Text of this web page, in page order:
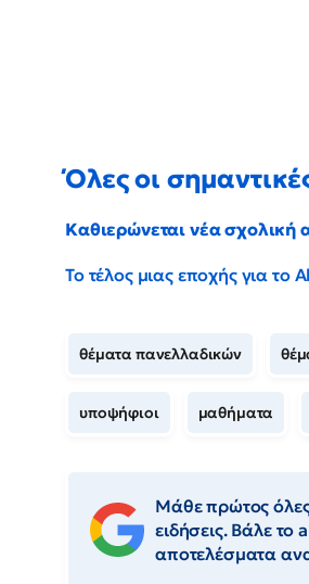
Όλες οι
Καθιερώνεται νέα σχολική
Το τέλος μιας εποχής για
θέματα πανελλαδικών
υποψήφιοι μαθήματα
Μάθε πρώτος όλες
ειδήσεις. Βάλε
αποτελέσματα